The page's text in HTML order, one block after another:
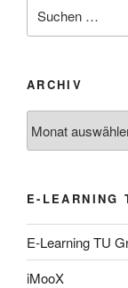
nach:
ARCHIV
E-LEARNING
E-Learning TU
iMooX